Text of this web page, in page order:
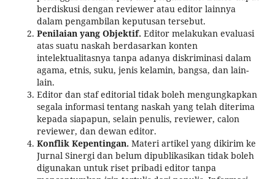
berdiskusi dengan reviewer atau editor lainnya
dalam pengambilan keputusan tersebut.
Penilaian yang Objektif. Editor melakukan evaluasi
atas suatu naskah berdasarkan konten
intelektualitasnya tanpa adanya diskriminasi dalam
agama, etnis, suku, jenis kelamin, bangsa, dan lain-
lain.
Editor dan staf editorial tidak boleh mengungkapkan
segala informasi tentang naskah yang telah diterima
kepada siapapun, selain penulis, reviewer, calon
reviewer, dan dewan editor.
Konflik Kepentingan. Materi artikel yang dikirim ke
Jurnal Sinergi dan belum dipublikasikan tidak boleh
digunakan untuk riset pribadi editor tanpa